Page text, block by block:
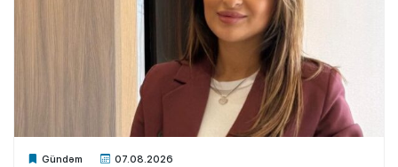
Gündəm 07.08.2026
Xalq.Online